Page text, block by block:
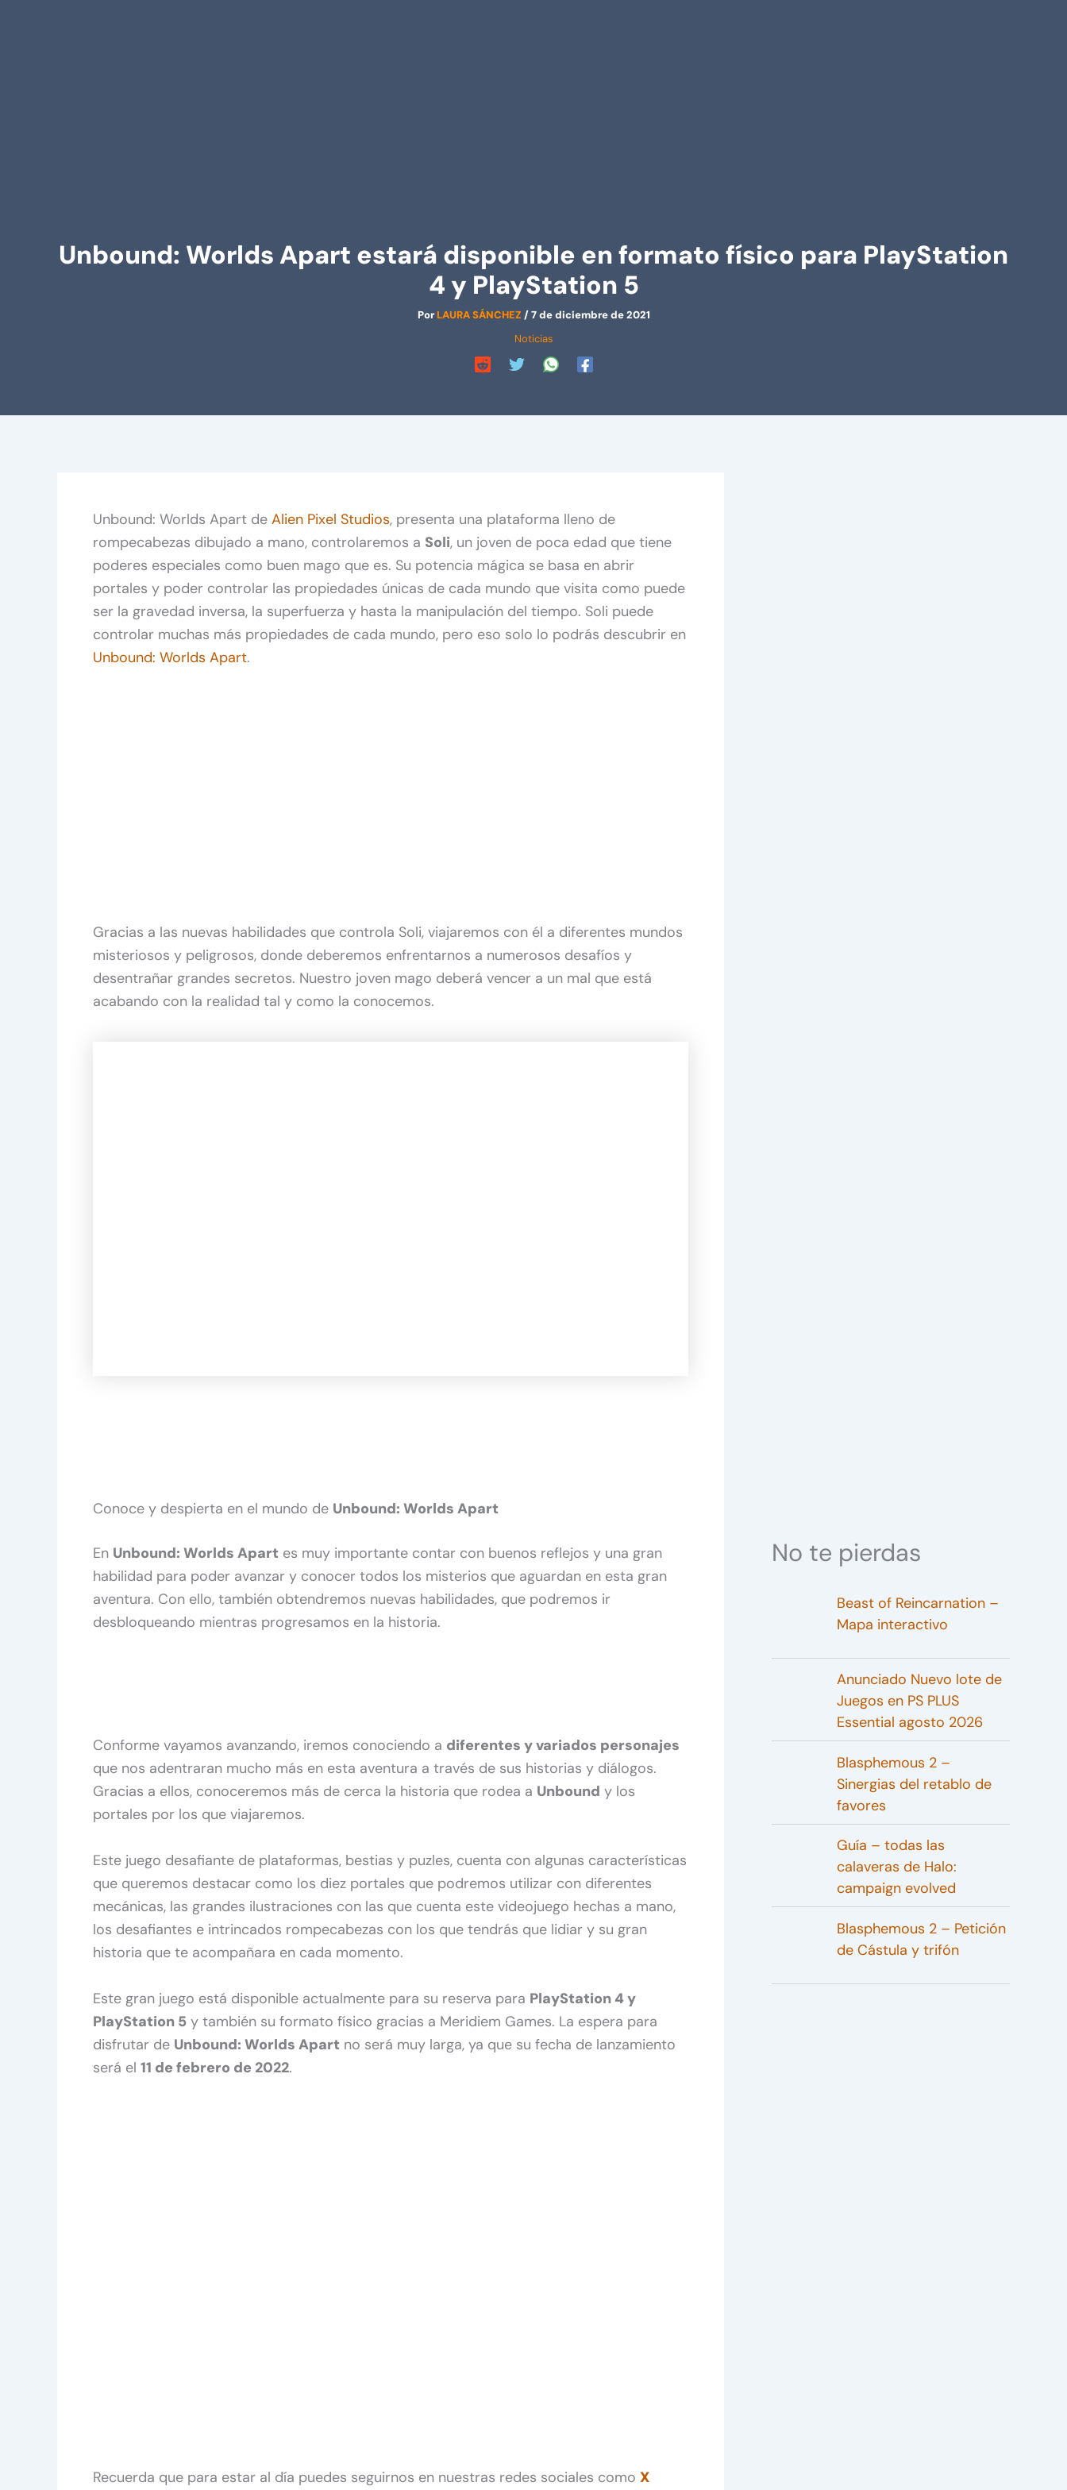
Unbound: Worlds Apart estará disponible en formato físico para PlayStation
4 y PlayStation 5
PorLAURA SÁNCHEZ /7 de diciembre de 2021
Noticias
Unbound: Worlds Apart de Alien Pixel Studios, presenta una plataforma lleno de
rompecabezas dibujado a mano, controlaremos a Soli, un joven de poca edad que tiene
poderes especiales como buen mago que es. Su potencia mágica se basa en abrir
portales y poder controlar las propiedades únicas de cada mundo que visita como puede
ser la gravedad inversa, la superfuerza y hasta la manipulación del tiempo. Soli puede
controlar muchas más propiedades de cada mundo, pero eso solo lo podrás descubrir en
Unbound: Worlds Apart.
Gracias a las nuevas habilidades que controla Soli, viajaremos con él a diferentes mundos
misteriosos y peligrosos, donde deberemos enfrentarnos a numerosos desafíos y
desentrañar grandes secretos. Nuestro joven mago deberá vencer a un mal que está
acabando con la realidad tal y como la conocemos.
Conoce y despierta en el mundo de Unbound: Worlds Apart
En Unbound: Worlds Apart es muy importante contar con buenos reflejos y una gran
habilidad para poder avanzar y conocer todos los misterios que aguardan en esta gran
aventura. Con ello, también obtendremos nuevas habilidades, que podremos ir
desbloqueando mientras progresamos en la historia.
Conforme vayamos avanzando, iremos conociendo a diferentes y variados personajes
que nos adentraran mucho más en esta aventura a través de sus historias y diálogos.
Gracias a ellos, conoceremos más de cerca la historia que rodea a Unbound y los
portales por los que viajaremos.
Este juego desafiante de plataformas, bestias y puzles, cuenta con algunas características
que queremos destacar como los diez portales que podremos utilizar con diferentes
mecánicas, las grandes ilustraciones con las que cuenta este videojuego hechas a mano,
los desafiantes e intrincados rompecabezas con los que tendrás que lidiar y su gran
historia que te acompañara en cada momento.
Este gran juego está disponible actualmente para su reserva para PlayStation 4 y
PlayStation 5 y también su formato físico gracias a Meridiem Games. La espera para
disfrutar de Unbound: Worlds Apart no será muy larga, ya que su fecha de lanzamiento
será el 11 de febrero de 2022.
Recuerda que para estar al día puedes seguirnos en nuestras redes sociales como X
No te pierdas
Beast of Reincarnation –
Mapa interactivo
Anunciado Nuevo lote de
Juegos en PS PLUS
Essential agosto 2026
Blasphemous 2 –
Sinergias del retablo de
favores
Guía – todas las
calaveras de Halo:
campaign evolved
Blasphemous 2 – Petición
de Cástula y trifón